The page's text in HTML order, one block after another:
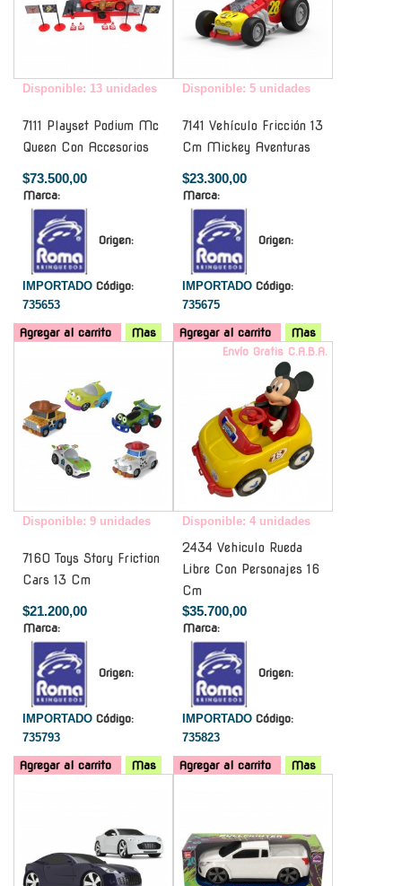
Disponible: 13 unidades
7111 Playset Podium Mc
Queen Con Accesorios
$73.500,00
Marca:
Origen:
IMPORTADO Código:
735653
Agregar al carrito Mas
Disponible: 5 unidades
7141 Vehículo Fricción 13
Cm Mickey Aventuras
$23.300,00
Marca:
Origen:
IMPORTADO Código:
735675
Agregar al carrito
Mas
Disponible: 9 unidades
7160 Toys Story Friction
Cars 13 Cm
$21.200,00
Marca:
Origen:
IMPORTADO Código:
735793
Agregar al carrito Mas
Envío Gratis C.A.B.A.
Disponible: 4 unidades
2434 Vehiculo Rueda
Libre Con Personajes 16
Cm
$35.700,00
Marca:
Origen:
IMPORTADO Código:
735823
Agregar al carrito
Mas